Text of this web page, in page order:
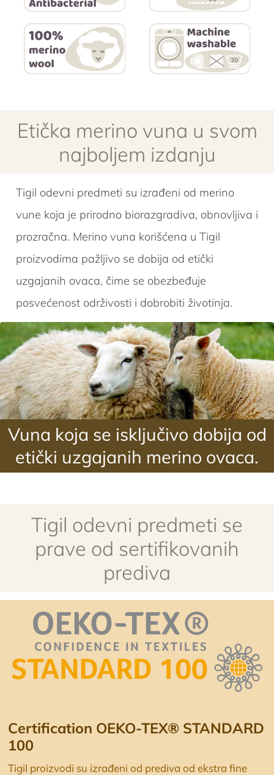
Etička merino vuna u svom
najboljem izdanju
Tigil odevni predmeti su izrađeni od merino
vune koja je prirodno biorazgradiva, obnovljiva i
prozračna. Merino vuna korišćena u Tigil
proizvodima pažljivo se dobija od etički
uzgajanih ovaca, čime se obezbeđuje
posvećenost održivosti i dobrobiti životinja.
Vuna koja se isključivo dobija od
etički uzgajanih merino ovaca.
Tigil odevni predmeti se
prave od sertifikovanih
prediva
Certification OEKO-TEX® STANDARD
100
Tigil proizvodi su izrađeni od prediva od ekstra fine